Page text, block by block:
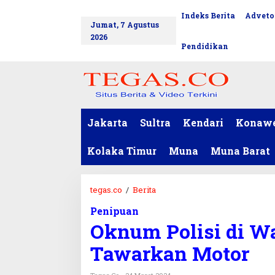
Jumat, 7 Agustus
2026
Indeks Berita
Pendidikan
Jakarta Sultra Kendari
Kolaka Timur Muna Muna Barat
tegas.co / Berita
u
m
P
o
Penipuan
Oknum Polisi di
Tawarkan Motor